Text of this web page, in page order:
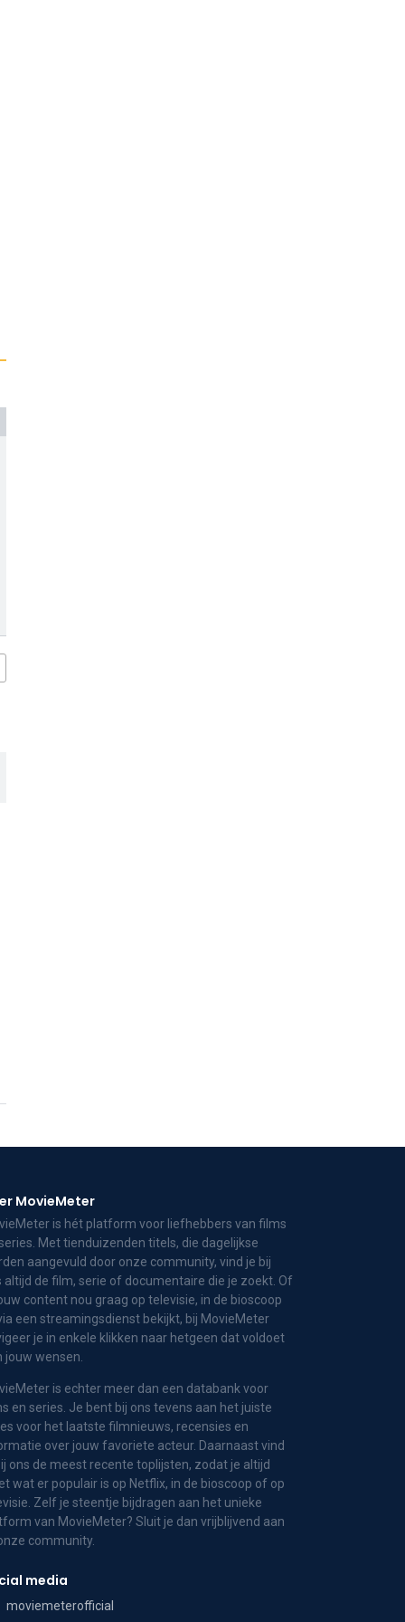
MovieMeter
is hét platform voor liefhebbers van films
Met tienduizenden titels, die dagelijkse
aangevuld door onze community, vind je bij
altijd de film, serie of documentaire die je zoekt. Of
content nou graag op televisie, in de bioscoop
een streamingsdienst bekijkt, bij MovieMeter
je in enkele klikken naar hetgeen dat voldoet
jouw wensen.
is echter meer dan een databank voor
en series. Je bent bij ons tevens aan het juiste
voor het laatste filmnieuws, recensies en
over jouw favoriete acteur. Daarnaast vind
ons de meest recente toplijsten, zodat je altijd
wat er populair is op Netflix, in de bioscoop of op
Zelf je steentje bijdragen aan het unieke
van MovieMeter? Sluit je dan vrijblijvend aan
community.
media
moviemeterofficial